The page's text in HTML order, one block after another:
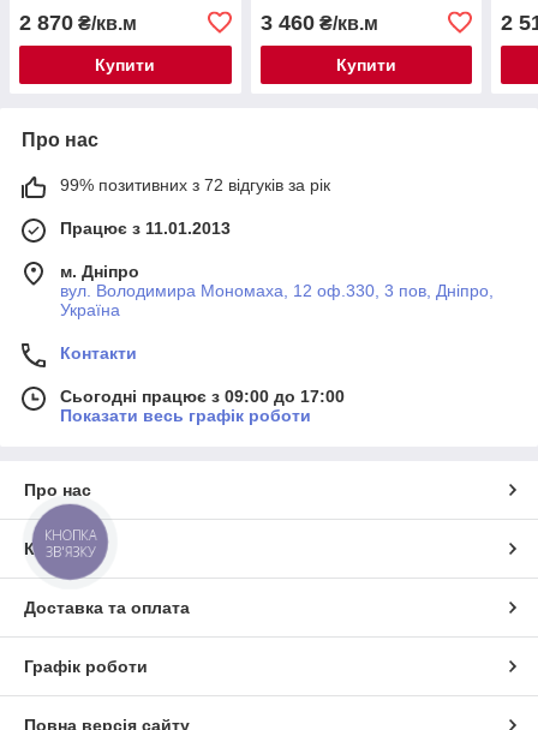
2 870 ₴/кв.м
Купити
3 460₴/кв.м
Купити
2
Про нас
99% позитивних з 72 відгуків за рік
Працює з 11.01.2013
м. Дніпро
вул. Володимира Мономаха, 12 оф.330, 3 пов, Дніпро,
Україна
Контакти
Сьогодні працює з 09:00 до 17:00
Показати весь графік роботи
Про нас
Контакти
Доставка та оплата
Графік роботи
Повна версія сайту
КНОПКА
ЗВ'ЯЗКУ